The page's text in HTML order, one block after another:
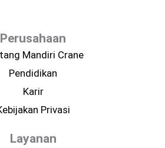
Layanan
Perusahaan
Mandiri Crane
Pendidikan
Karir
Privasi